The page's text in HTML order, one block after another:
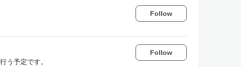
Follow
う予定です。
Follow